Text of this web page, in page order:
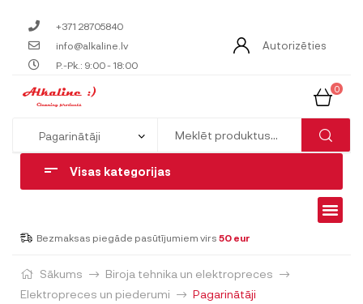
+371 28705840
info@alkaline.lv
P.-Pk.: 9:00 - 18:00
Autorizēties
0
Visas kategorijas
Bezmaksas piegāde pasūtījumiem virs 50 eur
Sākums
Biroja tehnika un elektropreces
Elektropreces un piederumi
Pagarinātāji